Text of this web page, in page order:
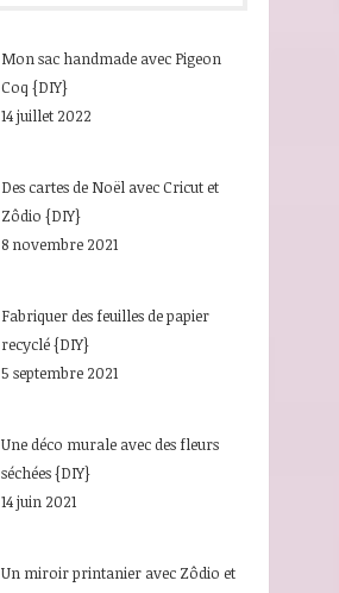
Mon sac handmade avec Pigeon
Coq {DIY}
14 juillet 2022
Des cartes de Noël avec Cricut et
Zôdio {DIY}
8 novembre 2021
Fabriquer des feuilles de papier
recyclé {DIY}
5 septembre 2021
Une déco murale avec des fleurs
séchées {DIY}
14 juin 2021
Un miroir printanier avec Zôdio et